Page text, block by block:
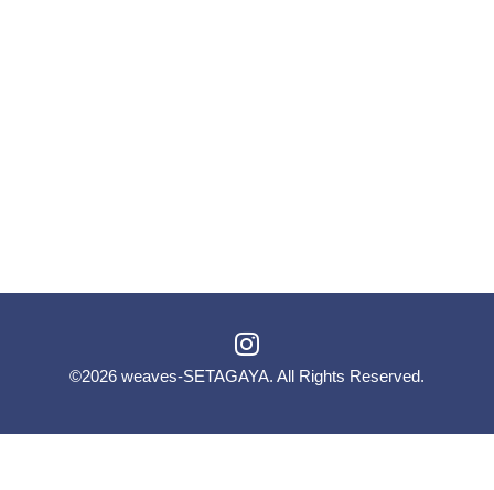
©2026 weaves-SETAGAYA. All Rights Reserved.